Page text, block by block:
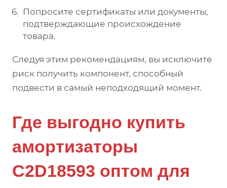
Попросите сертификаты или документы,
подтверждающие происхождение
товара.
Следуя этим рекомендациям, вы исключите
риск получить компонент, способный
подвести в самый неподходящий момент.
Где выгодно купить
амортизаторы
C2D18593 оптом для